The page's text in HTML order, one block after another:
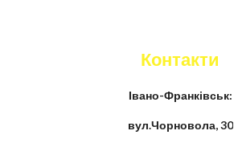
Контакти
Івано-Франківськ:
вул.Чорновола, 30